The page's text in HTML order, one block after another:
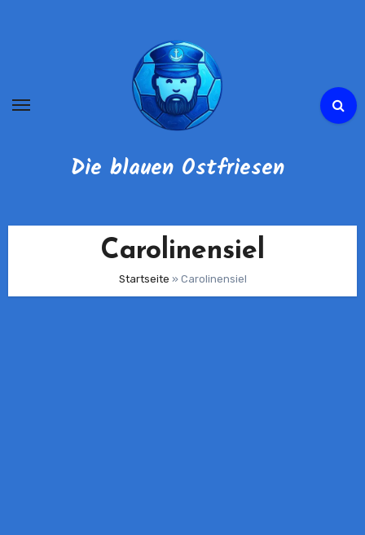
Die blauen Ostfriesen
Carolinensiel
Startseite » Carolinensiel